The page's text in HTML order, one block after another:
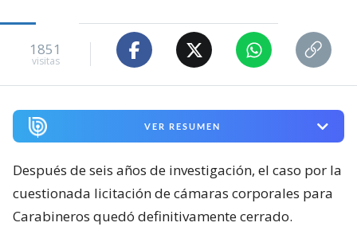
1851
visitas
VER RESUMEN
Después de seis años de investigación, el caso por la
cuestionada licitación de cámaras corporales para
Carabineros quedó definitivamente cerrado.